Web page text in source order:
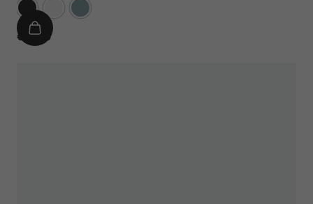
Antraciet Blauw
€
€ 39,95
IN